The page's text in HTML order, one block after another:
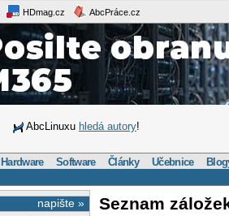
HDmag.cz AbcPráce.cz
AbcLinuxu hledá autory!
Hardware Software Články Učebnice
napište » Seznam